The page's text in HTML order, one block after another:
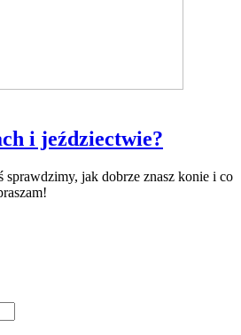
i jeździectwie?
jak dobrze znasz konie i co